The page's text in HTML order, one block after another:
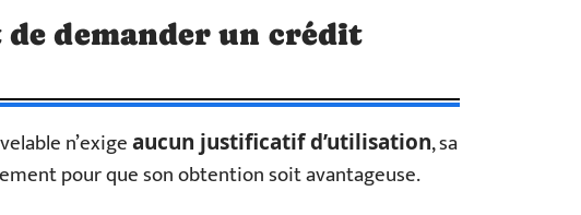
de demander un crédit
n’exigeaucun justificatif d’utilisation, sa
pour que son obtention soit avantageuse.